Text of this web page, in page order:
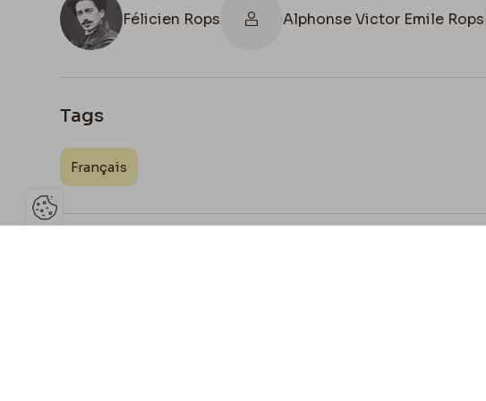
Félicien Rops Alphonse Victor Emile Rops
Tags
Français
Ouvrir la barre de gestion des cookies